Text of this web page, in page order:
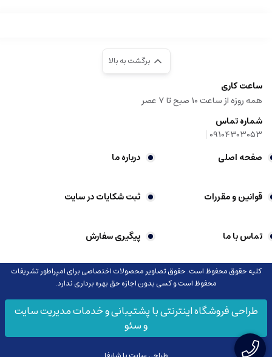
برگشت به بالا
ساعت کاری
همه روزه از ساعت 10 صبح تا 7 عصر
شماره تماس
09104303053
|
صفحه اصلی درباره ما
قوانین و مقررات ثبت شکایات در سایت
تماس با ما پیگیری سفارش
کلیه حقوق محفوظ است. حقوق تصاویر محصولات اختصاصی برای امپراطور تشریفات
محفوظ است و کسی بدون اجازه حق بهره برداری ندارد.
طراحی فروشگاه اینترنتی با پشتیبانی و خدمات مدیریت سایت
و سئو